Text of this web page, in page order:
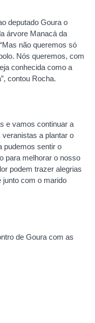
deputado Goura o
árvore Manacá da
não queremos só
Nós queremos, com
conhecida como a
contou Rocha.
e vamos continuar a
a plantar o
pudemos sentir o
para melhorar o nosso
podem trazer alegrias
junto com o marido
de Goura com as